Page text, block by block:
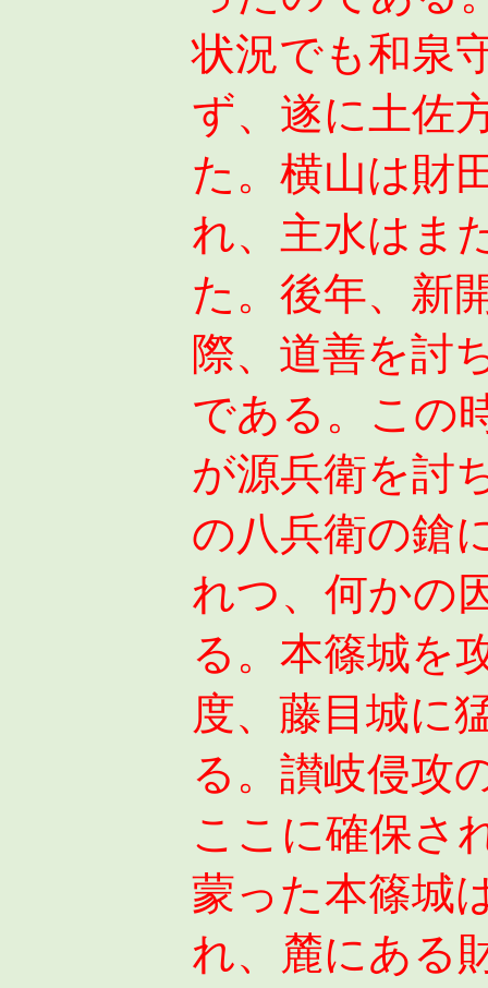
状況でも和泉
ず、遂に土佐
た。横山は財
れ、主水はま
た。後年、新
際、道善を討
である。この
が源兵衛を討
の八兵衛の鎗
れつ、何かの
る。本篠城を
度、藤目城に
る。讃岐侵攻
ここに確保さ
蒙った本篠城
れ、麓にある